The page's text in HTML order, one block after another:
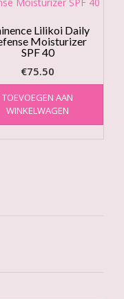
Lilikoi Daily
Moisturizer
SPF 40
€75.50
TOEVOEGEN AAN
WINKELWAGEN